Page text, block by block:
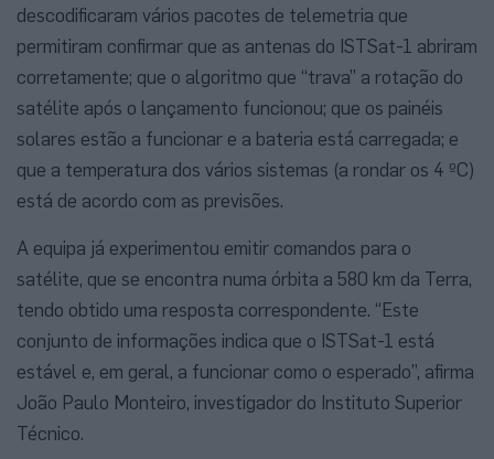
descodificaram vários pacotes de telemetria que
permitiram confirmar que as antenas do ISTSat-1 abriram
corretamente; que o algoritmo que “trava” a rotação do
satélite após o lançamento funcionou; que os painéis
solares estão a funcionar e a bateria está carregada; e
que a temperatura dos vários sistemas (a rondar os 4 ºC)
está de acordo com as previsões.
A equipa já experimentou emitir comandos para o
satélite, que se encontra numa órbita a 580 km da Terra,
tendo obtido uma resposta correspondente. “Este
conjunto de informações indica que o ISTSat-1 está
estável e, em geral, a funcionar como o esperado”, afirma
João Paulo Monteiro, investigador do Instituto Superior
Técnico.